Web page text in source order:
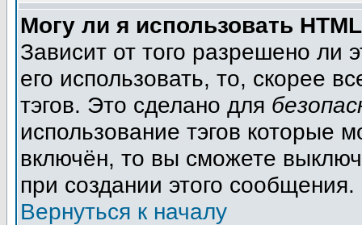
Могу ли я использовать
Зависит от того разрешено ли
его использовать, то, скорее
тэгов. Это сделано для
использование тэгов которые
включён, то вы сможете
при создании этого сообщения.
Вернуться к началу